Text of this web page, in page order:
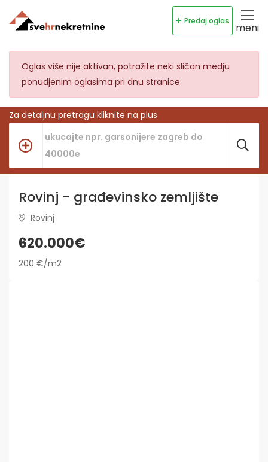
Predaj oglas
meni
Oglas više nije aktivan, potražite neki sličan medju
ponudjenim oglasima pri dnu stranice
Za detaljnu pretragu kliknite na plus
Rovinj - građevinsko zemljište
Rovinj
620.000€
200 €/m2